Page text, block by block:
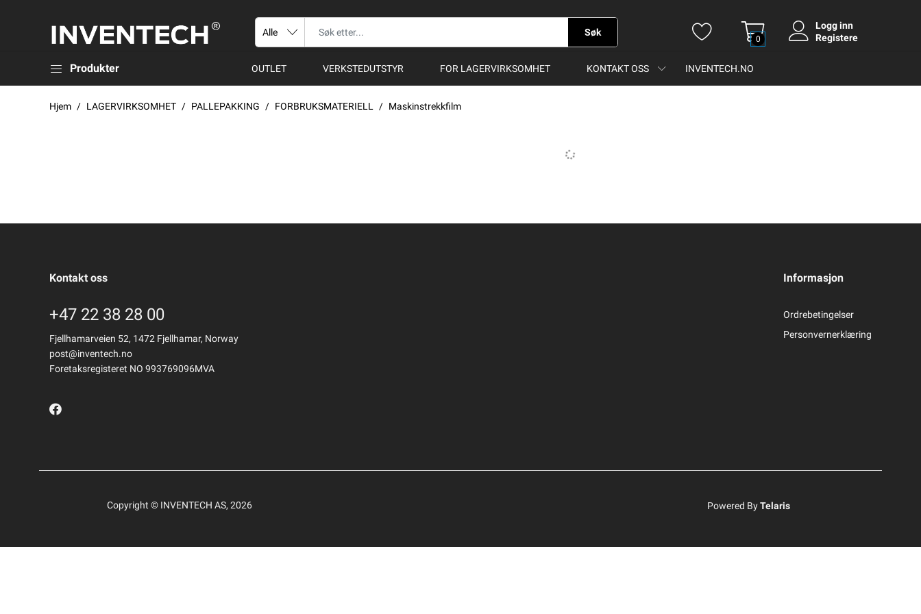
Søk
0
Logg inn
Registere
Produkter OUTLET VERKSTEDUTSTYR FOR LAGERVIRKSOMHET KONTAKT OSS INVENTECH.NO
Hjem LAGERVIRKSOMHET PALLEPAKKING FORBRUKSMATERIELL Maskinstrekkfilm
Kontakt oss
+47 22 38 28 00
Fjellhamarveien 52, 1472 Fjellhamar, Norway
post@inventech.no
Foretaksregisteret NO 993769096MVA
Informasjon
Ordrebetingelser
Personvernerklæring
Copyright © INVENTECH AS, 2026 Powered ByTelaris